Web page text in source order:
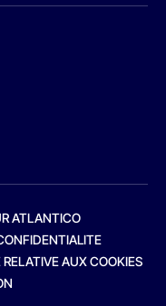
ATLANTICO
RELATIVE AUX COOKIES